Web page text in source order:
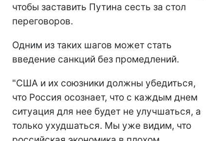
чтобы заставить Путина сесть за стол
переговоров.
Одним из таких шагов может стать
введение санкций без промедлений.
"США и их союзники должны убедиться,
что Россия осознает, что с каждым днем
ситуация для нее будет не улучшаться, а
только ухудшаться. Мы уже видим, что